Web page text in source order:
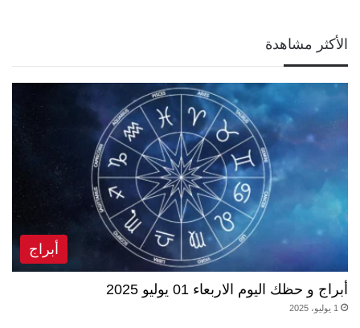
الأكثر مشاهدة
أبراج
أبراج و حظك اليوم الاربعاء 01 يوليو 2025
1 يوليو، 2025